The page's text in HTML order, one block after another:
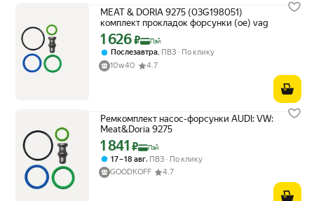
MEAT & DORIA 9275 (03G198051)
комплект прокладок форсунки (oe) vag
Цена с картой Яндекс Пэй 1626 ₽ вместо
1 626₽ Пэй
Послезавтра ПВЗ
По клику
10w40
4.7
Ремкомплект насос-форсунки AUDI: VW:
Meat&Doria 9275
Цена с картой Яндекс Пэй 1841 ₽ вместо
1 841 ₽ Пэй
17 – 18 авг, ПВЗ
По клику
GOODKOFF
4.7